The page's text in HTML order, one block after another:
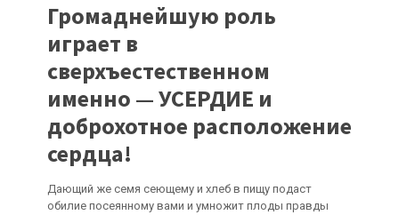
Громаднейшую роль
играет в
сверхъестественном
именно — УСЕРДИЕ и
доброхотное расположение
сердца!
Дающий же семя сеющему и хлеб в пищу подаст
обилие посеянному вами и умножит плоды правды